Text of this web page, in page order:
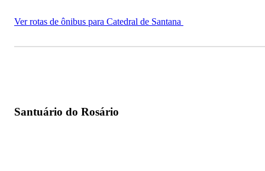
Ver rotas de ônibus para Catedral de Santana
Santuário do Rosário